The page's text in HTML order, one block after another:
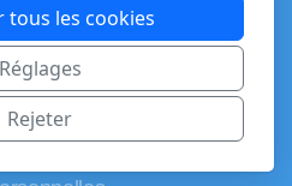
tous les cookies
Réglages
Rejeter